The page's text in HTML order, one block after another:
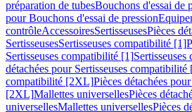
préparation de tubesBouchons d'essai de
pour Bouchons d'essai de pression
contrôleAccessoiresSertisseusesPièces
SertisseusesSertisseuses compatibilité [1]
Sertisseuses compatibilité [1]
détachées pour Sertisseuses compatibilité
compatibilité [2XL]Pièces détachées
[2XL]Mallettes universellesPièces
universellesMallettes universellesPièces